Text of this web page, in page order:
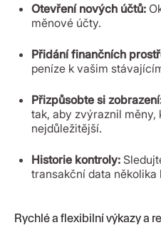
Otevření nových účtů:
měnové účty.
Přidání finančních
peníze k vašim
Přizpůsobte si
tak, aby zvýraznil
nejdůležitější.
Historie kontroly:
transakční data několika
Rychlé a flexibilní výkazy a